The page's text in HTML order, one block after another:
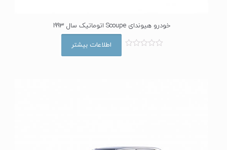
خودرو هیوندای Scoupe اتوماتیک سال 1993
اطلاعات بیشتر